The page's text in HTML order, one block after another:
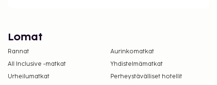
Lomat
Rannat
Aurinkomatkat
All Inclusive -matkat
Yhdistelmämatkat
Urheilumatkat
Perheystävälliset hotellit